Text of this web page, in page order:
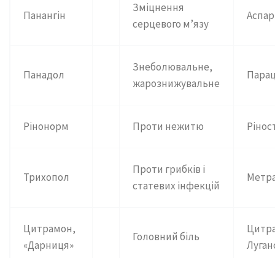
Панангін
Зміцнення
серцевого м’язу
Панадол
Знеболювальне,
жарознижувальне
Рінонорм Проти нежитю
Трихопол
Проти грибків і
статевих інфекцій
Цитрамон,
«Дарниця»
Головний біль